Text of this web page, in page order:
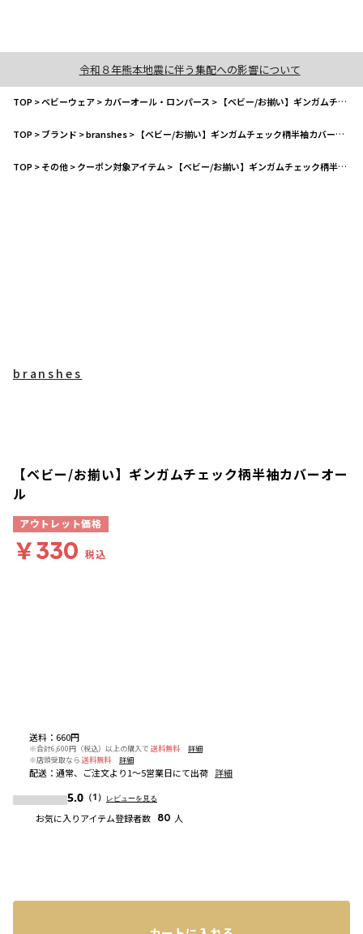
令和８年熊本地震に伴う集配への影響について
TOP>ベビーウェア>カバーオール・ロンパース > 【ベビー/お揃い】ギンガムチェック柄半袖カバーオール
TOP>ブランド >branshes> 【ベビー/お揃い】ギンガムチェック柄半袖カバーオール
TOP>その他>クーポン対象アイテム > 【ベビー/お揃い】ギンガムチェック柄半袖カバーオール
送料 ： 660円
※合計6,600円（税込）以上の購入で 送料無料
詳細
※店頭受取なら 送料無料 詳細
配送 ： 通常、ご注文より1～5営業日にて出荷 詳細
5.0 （1） レビューを見る
お気に入りアイテム登録者数 80 人
branshes
【ベビー/お揃い】ギンガムチェック柄半袖カバーオー
ル
アウトレット価格
￥330 税込